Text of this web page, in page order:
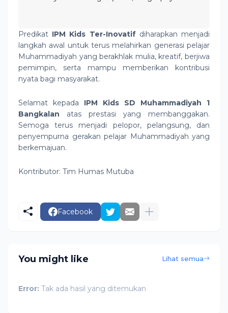
Predikat IPM Kids Ter-Inovatifdiharapkan menjadi
langkah awal untuk terus melahirkan generasi pelajar
Muhammadiyah yang berakhlak mulia, kreatif, berjiwa
pemimpin, serta mampu memberikan kontribusi
nyata bagi masyarakat.
Selamat kepada IPM Kids SD Muhammadiyah 1
Bangkalan atas prestasi yang membanggakan.
Semoga terus menjadi pelopor, pelangsung, dan
penyempurna gerakan pelajar Muhammadiyah yang
berkemajuan.
Kontributor: Tim Humas Mutuba
Facebook
You might like Lihat semua
Error: Tak ada hasil yang ditemukan